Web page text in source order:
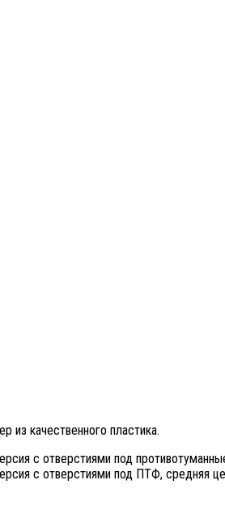
из качественного пластика.
с отверстиями под
с отверстиями под ПТФ, средняя